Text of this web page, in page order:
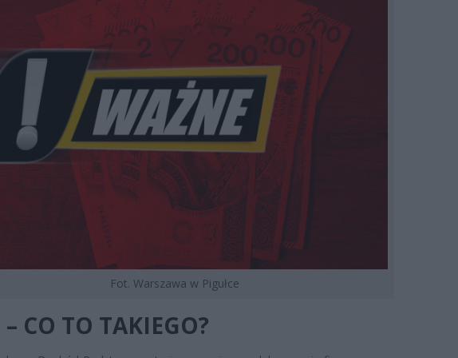
Fot. Warszawa w Pigułce
CO TO TAKIEGO?